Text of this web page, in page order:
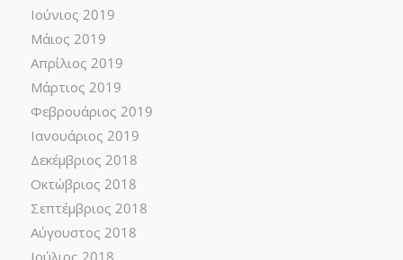
Ιούνιος 2019
Μάιος 2019
Απρίλιος 2019
Μάρτιος 2019
Φεβρουάριος 2019
Ιανουάριος 2019
Δεκέμβριος 2018
Οκτώβριος 2018
Σεπτέμβριος 2018
Αύγουστος 2018
Ιούλιος 2018